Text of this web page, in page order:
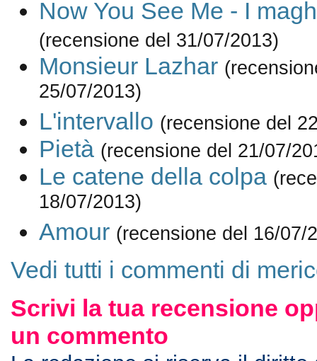
Now You See Me - I
(recensione del 31/07/2013)
Monsieur Lazhar
25/07/2013)
L'intervallo (recensione del
Pietà (recensione del 21/07/
Le catene della colpa
18/07/2013)
Amour (recensione del 16/07/
Vedi tutti i commenti di
Scrivi la tua recensione
un commento